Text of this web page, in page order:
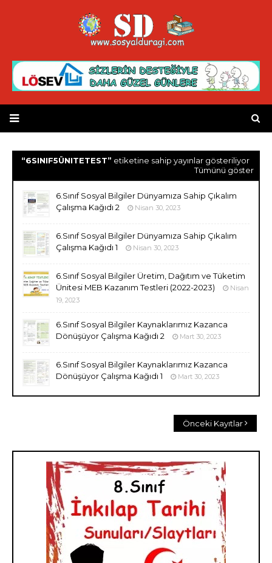
6SINIF5ÜNITETEST
etiketine sahip yayınlar gösteriliyor
Tümünü göster
6.Sınıf Sosyal Bilgiler Dünyamıza Sahip Çıkalım
Çalışma Kağıdı 2
Nisan 30, 2023
6.Sınıf Sosyal Bilgiler Dünyamıza Sahip Çıkalım
Çalışma Kağıdı 1
Nisan 30, 2023
6.Sınıf Sosyal Bilgiler Üretim, Dağıtım ve Tüketim
Ünitesi MEB Kazanım Testleri (2022-2023)
Nisan
19, 2023
6.Sınıf Sosyal Bilgiler Kaynaklarımız Kazanca
Dönüşüyor Çalışma Kağıdı 2
Mart 30, 2023
6.Sınıf Sosyal Bilgiler Kaynaklarımız Kazanca
Dönüşüyor Çalışma Kağıdı 1
Mart 30, 2023
Önceki Kayıtlar